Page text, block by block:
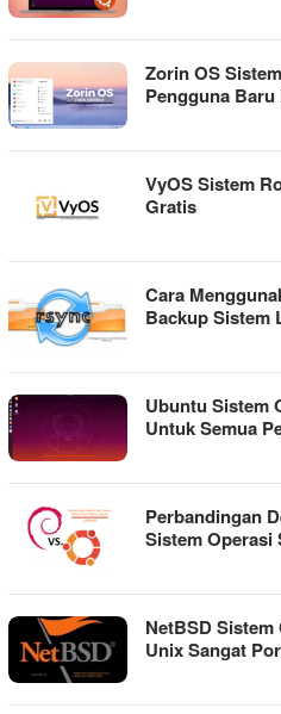
Zorin OS
Pengguna
VyOS Sistem
Gratis
Cara
Backup Sistem
Ubuntu Sistem
Untuk Semua
Perbandingan
Sistem Operasi
NetBSD
Unix Sangat